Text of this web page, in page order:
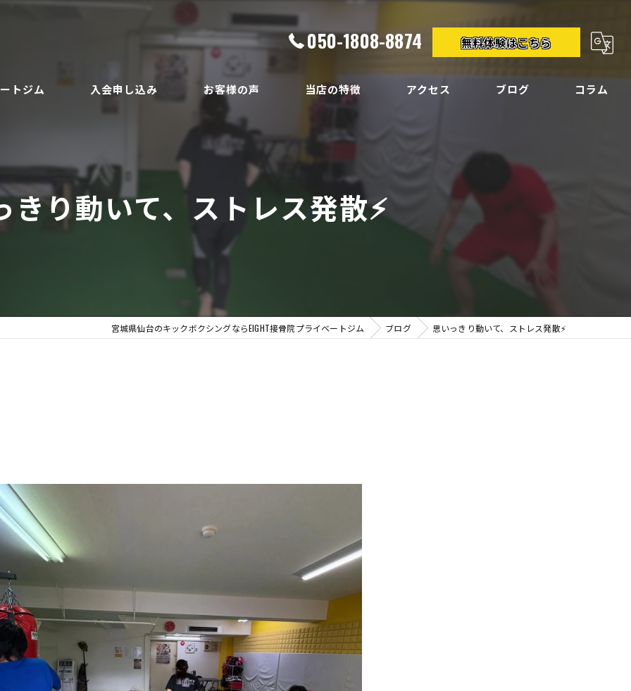
050-1808-8874 無料体験はこちら
トジム 入会申し込み お客様の声 当店の特徴
ボクササイズ
ボディメイク
アクセス ブログ コラム
きり動いて、ストレス発散⚡️
宮城県仙台のキックボクシングならEIGHT接骨院プライベートジム ブログ 思いっきり動いて、ストレス発散⚡️